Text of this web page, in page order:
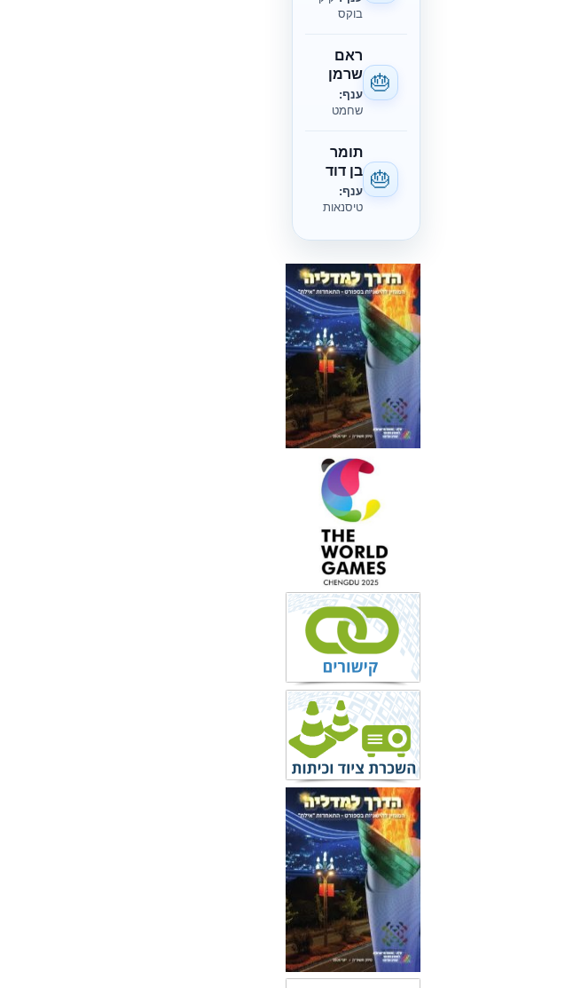
בוקס
🎂
ראם
שרמן
ענף:
שחמט
🎂
תומר
בן דוד
ענף:
טיסנאות